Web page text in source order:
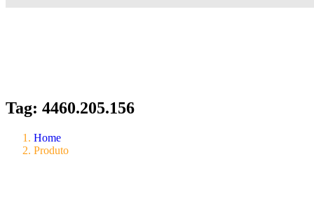
Tag: 4460.205.156
Home
Produto